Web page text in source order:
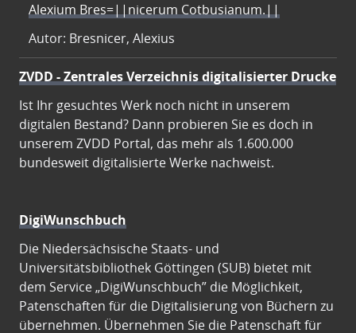
Alexium Bres=||nicerum Cotbusianum.||
Autor: Bresnicer, Alexius
ZVDD - Zentrales Verzeichnis digitalisierter Drucke
Ist Ihr gesuchtes Werk noch nicht in unserem
digitalen Bestand? Dann probieren Sie es doch in
unserem ZVDD Portal, das mehr als 1.600.000
bundesweit digitalisierte Werke nachweist.
DigiWunschbuch
Die Niedersächsische Staats- und
Universitätsbibliothek Göttingen (SUB) bietet mit
dem Service „DigiWunschbuch” die Möglichkeit,
Patenschaften für die Digitalisierung von Büchern zu
übernehmen. Übernehmen Sie die Patenschaft für